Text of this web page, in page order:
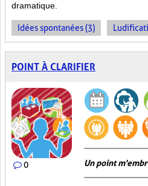
dramatique.
Idées spontanées (3)
POINT À CLARIFIER
0 Un point